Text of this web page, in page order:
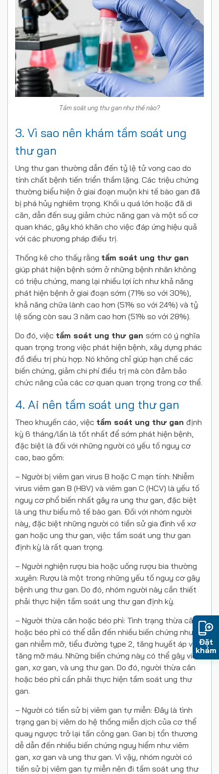
Tầm soát ung thư gan như thế nào?
3. Vì sao nên khám tầm soát ung
thư gan
Ung thư gan thường dẫn đến tỷ lệ tử vong cao do
tính chất bệnh tiến triển thầm lặng. Các triệu chứng
thường biểu hiện ở giai đoạn muộn khi tế bào gan đã
bị phá hủy nghiêm trọng. Khối u quá lớn hoặc đã di
căn, dẫn đến suy giảm chức năng gan và một số cơ
quan khác, gây khó khăn cho việc đáp ứng hiệu quả
với các phương pháp điều trị.
Thống kê cho thấy rằng tầm soát ung thư gan
giúp phát hiện bệnh sớm ở những bệnh nhân không
có triệu chứng, mang lại nhiều lợi ích như khả năng
phát hiện bệnh ở giai đoạn sớm (71% so với 30%),
khả năng chữa lành cao hơn (51% so với 24%) và tỷ
lệ sống còn sau 3 năm cao hơn (51% so với 28%).
Do đó, việc tầm soát ung thư gan sớm có ý nghĩa
quan trọng trong việc phát hiện bệnh, xây dựng phác
đồ điều trị phù hợp. Nó không chỉ giúp hạn chế các
biến chứng, giảm chi phí điều trị mà còn đảm bảo
chức năng của các cơ quan quan trọng trong cơ thể.
4. Ai nên tầm soát ung thư gan
Theo khuyến cáo, việc tầm soát ung thư gan định
kỳ 6 tháng/lần là tốt nhất để sớm phát hiện bệnh,
đặc biệt là đối với những người có yếu tố nguy cơ
cao, bao gồm:
– Người bị viêm gan virus B hoặc C mạn tính: Nhiễm
virus viêm gan B (HBV) và viêm gan C (HCV) là yếu tố
nguy cơ phổ biến nhất gây ra ung thư gan, đặc biệt
là ung thư biểu mô tế bào gan. Đối với nhóm người
này, đặc biệt những người có tiền sử gia đình về xơ
gan hoặc ung thư gan, việc tầm soát ung thư gan
định kỳ là rất quan trọng.
– Người nghiện rượu bia hoặc uống rượu bia thường
xuyên: Rượu là một trong những yếu tố nguy cơ gây
bệnh ung thư gan. Do đó, nhóm người này cần thiết
phải thực hiện tầm soát ung thư gan định kỳ.
– Người thừa cân hoặc béo phì: Tình trạng thừa cân
hoặc béo phì có thể dẫn đến nhiều biến chứng như
gan nhiễm mỡ, tiểu đường type 2, tăng huyết áp và
tăng mỡ máu. Những biến chứng này có thể gây viêm
gan, xơ gan, và ung thư gan. Do đó, người thừa cân
hoặc béo phì cần phải thực hiện tầm soát ung thư
gan.
– Người có tiền sử bị viêm gan tự miễn: Đây là tình
trạng gan bị viêm do hệ thống miễn dịch của cơ thể
quay ngược trở lại tấn công gan. Gan bị tổn thương
dễ dẫn đến nhiều biến chứng nguy hiểm như viêm
gan, xơ gan và ung thư gan. Vì vậy, nhóm người có
tiền sử bị viêm gan tự miễn nên đi tầm soát ung thư
Đặt
khám